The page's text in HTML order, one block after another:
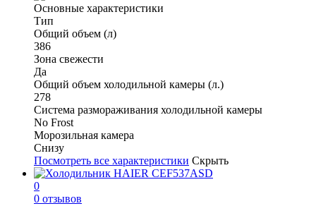
Основные характеристики
Тип
Общий объем (л)
386
Зона свежести
Да
Общий объем холодильной камеры (л.)
278
Система размораживания холодильной камеры
No Frost
Морозильная камера
Снизу
Посмотреть все характеристики Скрыть
0
0 отзывов